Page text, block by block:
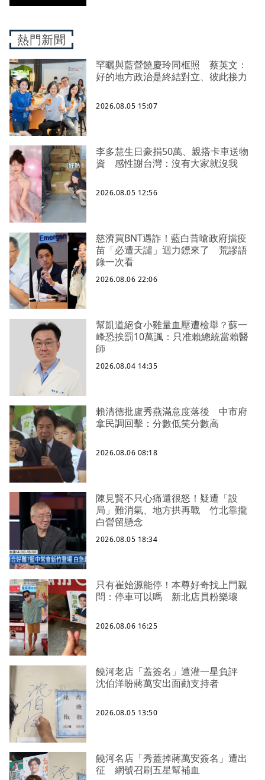
熱門新聞
罕曬與藍營饒慶玲同框照 蔡英文：
好的地方政治是終結對立、彼此接力
2026.08.05 15:07
李多慧生日豪捐50萬、親搭卡車送物
資 感性謝台灣：沒有大家就沒我
2026.08.05 12:56
慈濟買BNT遇詐！藍白昔嗆政府擋疫
苗「必遭天譴」迴力鏢來了 荒謬語
錄一次看
2026.08.06 22:06
幫凱道絕食小雞量血壓遭檢舉？蘇一
峰恐挨罰10萬諷：只准賴總統當賴醫
師
2026.08.04 14:35
賴清德批盧秀燕滿意度落後 中市府
拿民調回擊：分數低笑分數高
2026.08.06 08:18
陳見賢不只心痛還很怒！疑遭「設
局」難消氣、地方拱再戰 竹北靠攏
白營留懸念
2026.08.05 18:34
只有崔始源能停！本尊好奇找上門親
問：停車可以嗎 新北店員粉樂壞
2026.08.06 16:25
饒河老店「蓋簽名」遭灌一星負評
沈伯洋盼蔣萬安出面勸支持者
2026.08.05 13:50
饒河名店「秀蓋掉蔣萬安簽名」遭出
征 網號召刷五星幫補血